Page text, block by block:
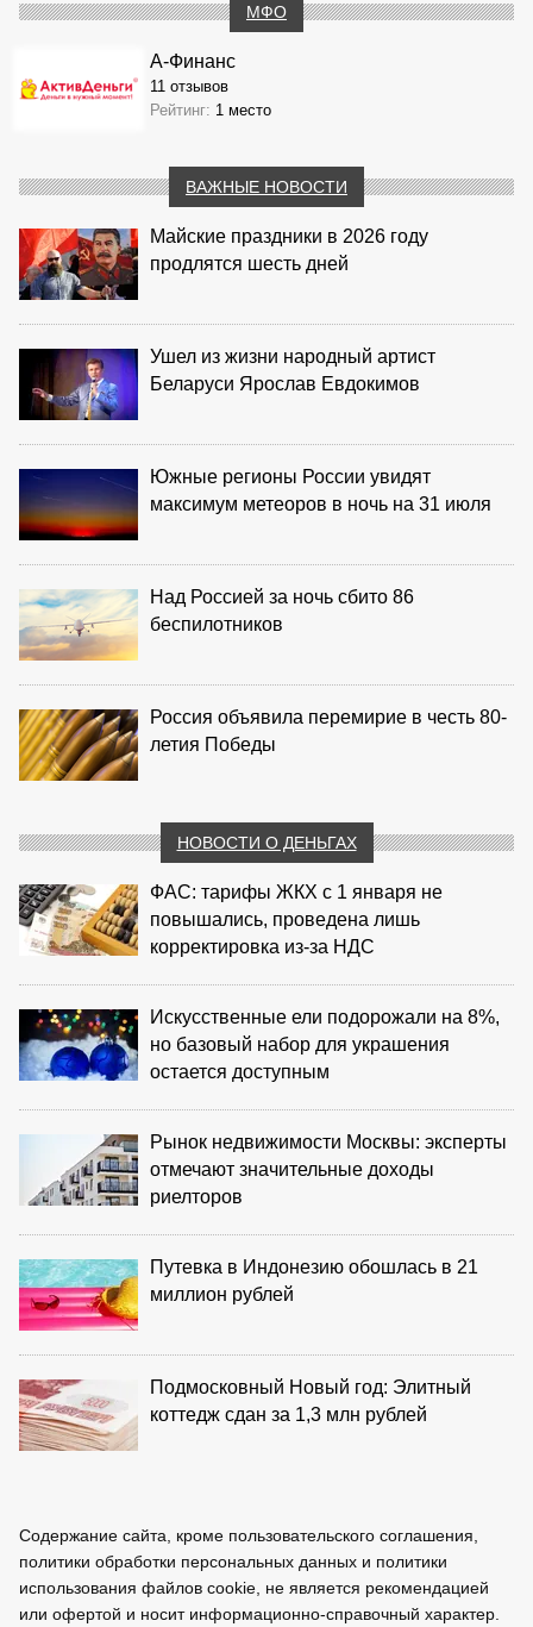
МФО
А-Финанс
11 отзывов
Рейтинг: 1 место
ВАЖНЫЕ НОВОСТИ
Майские праздники в 2026 году
продлятся шесть дней
Ушел из жизни народный артист
Беларуси Ярослав Евдокимов
Южные регионы России увидят
максимум метеоров в ночь на 31 июля
Над Россией за ночь сбито 86
беспилотников
Россия объявила перемирие в честь 80-
летия Победы
НОВОСТИ О ДЕНЬГАХ
ФАС: тарифы ЖКХ с 1 января не
повышались, проведена лишь
корректировка из‑за НДС
Искусственные ели подорожали на 8%,
но базовый набор для украшения
остается доступным
Рынок недвижимости Москвы: эксперты
отмечают значительные доходы
риелторов
Путевка в Индонезию обошлась в 21
миллион рублей
Подмосковный Новый год: Элитный
коттедж сдан за 1,3 млн рублей
Содержание сайта, кроме пользовательского соглашения,
политики обработки персональных данных и политики
использования файлов cookie, не является рекомендацией
или офертой и носит информационно-справочный характер.